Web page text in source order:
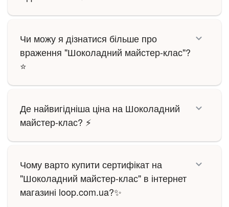
Чи можу я дізнатися більше про
враження "Шоколадний майстер-клас"?
⭐
Де найвигідніша ціна на Шоколадний
майстер-клас? ⚡
Чому варто купити сертифікат на
"Шоколадний майстер-клас" в інтернет
магазині loop.com.ua?✨